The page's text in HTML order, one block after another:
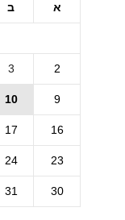
א ב
2
3
9
10
16
17
23
24
30
31